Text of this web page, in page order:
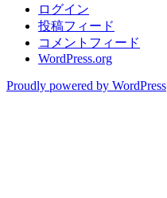
ログイン
投稿フィード
コメントフィード
WordPress.org
Proudly powered by WordPress